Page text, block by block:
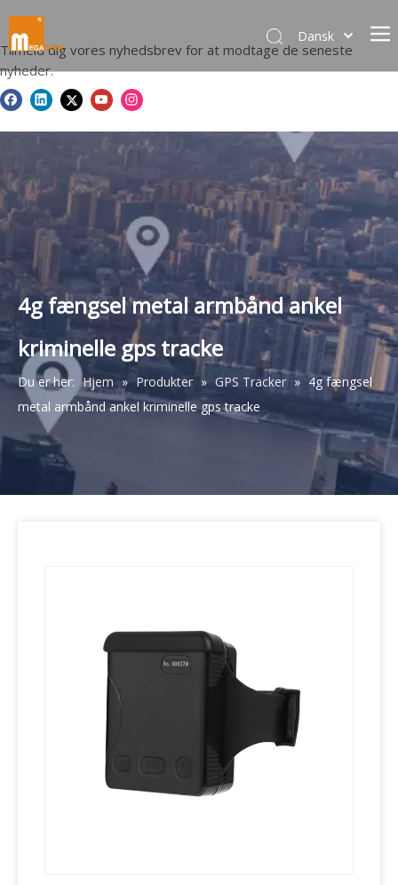
Dansk
Italiano
Deutsch
Português
Español
Pусский
Français
简体中文
English
Tilmeld dig vores nyhedsbrev for at modtage de seneste
nyheder.
4g fængsel metal armbånd ankel
kriminelle gps tracke
Du er her: Hjem » Produkter » GPS Tracker » 4g fængsel
metal armbånd ankel kriminelle gps tracke